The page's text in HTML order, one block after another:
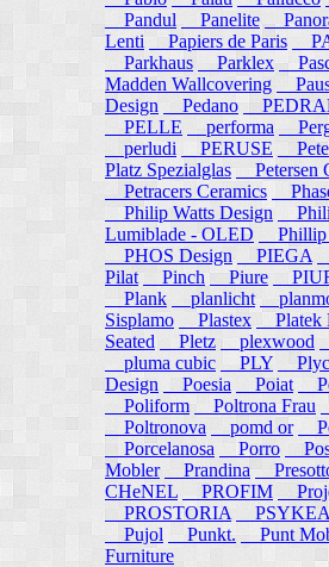
Pandul
Panelite
Lenti
Papiers de Paris
Parkhaus
Parklex
Madden Wallcovering
Design
Pedano
PELLE
performa
perludi
PERUSE
Platz Spezialglas
Petersen
Petracers Ceramics
Philip Watts Design
Lumiblade - OLED
Phillip
PHOS Design
PIEGA
Pilat
Pinch Piure
Plank
planlicht
Sisplamo
Plastex Platek
Seated
Pletz plexwood
pluma cubic
PLY
Design
Poesia Poiat
Poliform
Poltrona Frau
Poltronova
pomd or
Porcelanosa
Porro
Mobler
Prandina
CHeNEL
PROFIM
PROSTORIA
PSYKEA
Pujol
Punkt. Punt
Furniture